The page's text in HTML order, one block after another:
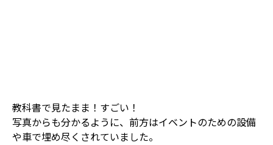
教科書で見たまま！すごい！
写真からも分かるように、前方はイベントのための設備
や車で埋め尽くされていました。